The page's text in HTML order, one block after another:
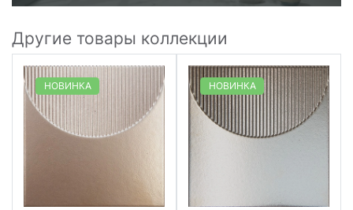
Другие товары коллекции
НОВИНКА НОВИНКА